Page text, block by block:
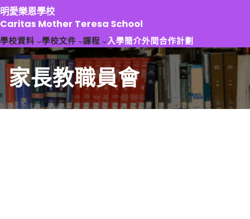
跳
至
主
要
容
明愛樂恩學校
Caritas Mother Teresa School
學校資料 學校文件 課程 入學簡介外間合作計劃
家長教職員會